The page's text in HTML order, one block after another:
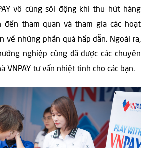
vô cùng sôi động khi thu hút hàng
đến tham quan và tham gia các hoạt
về những phần quà hấp dẫn. Ngoài ra,
nghiệp cũng đã được các chuyên
VNPAY tư vấn nhiệt tình cho các bạn.